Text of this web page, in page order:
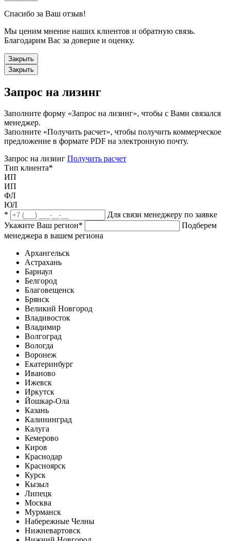
Спасибо за Ваш отзыв!
Мы ценим мнение наших клиентов и обратную связь.
Благодарим Вас за доверие и оценку.
Закрыть
Закрыть
Запрос на лизинг
Заполните форму «Запрос на лизинг», чтобы с Вами связался
менеджер.
Заполните «Получить расчет», чтобы получить коммерческое
предложение в формате PDF на электронную почту.
Запрос на лизинг Получить расчет
Тип клиента*
ИП
ИП
ФЛ
ЮЛ
*
Для связи менеджеру по заявке
Укажите Ваш регион*
Подберем
менеджера в вашем региона
Архангельск
Астрахань
Барнаул
Белгород
Благовещенск
Брянск
Великий Новгород
Владивосток
Владимир
Волгоград
Вологда
Воронеж
Екатеринбург
Иваново
Ижевск
Иркутск
Йошкар-Ола
Казань
Калининград
Калуга
Кемерово
Киров
Краснодар
Красноярск
Курск
Кызыл
Липецк
Москва
Мурманск
Набережные Челны
Нижневартовск